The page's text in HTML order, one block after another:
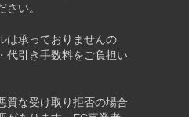
い。
は承っておりませんの
代引き手数料をご負担い
質な受け取り拒否の場合